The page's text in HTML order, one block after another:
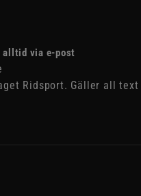
alltid via e-post
Ridsport. Gäller all text